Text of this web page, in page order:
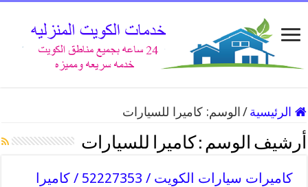
الرئيسية / الوسم:كاميرا للسيارات
أرشيف الوسم : كاميرا للسيارات
كاميرات سيارات الكويت / 52227353 / كاميرا